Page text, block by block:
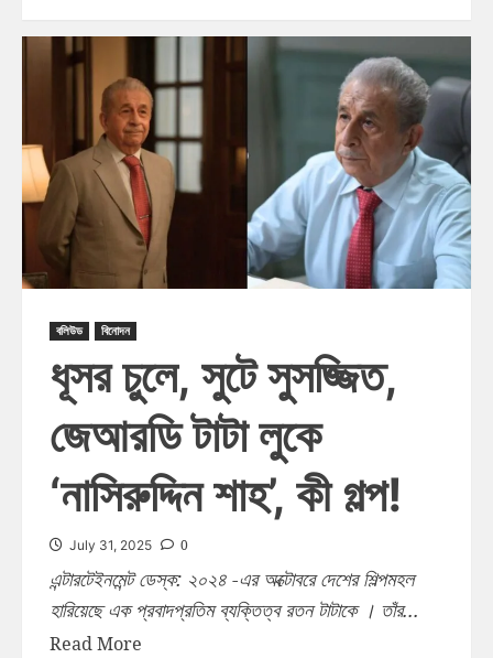
বলিউড বিনোদন
ধূসর চুলে, সুটে সুসজ্জিত,
জেআরডি টাটা লুকে
‘নাসিরুদ্দিন শাহ’, কী গল্প!
July 31, 2025 0
এন্টারটেইনমেন্ট ডেস্ক: ২০২৪ -এর অক্টোবরে দেশের শিল্পমহল
হারিয়েছে এক প্রবাদপ্রতিম ব্যক্তিত্ব রতন টাটাকে । তাঁর...
Read More